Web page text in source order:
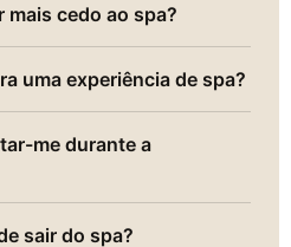
mais cedo ao spa?
uma experiência de spa?
me durante a
sair do spa?